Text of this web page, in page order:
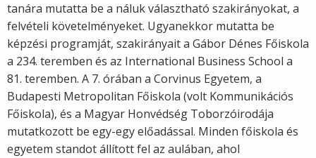
tanára mutatta be a náluk választható szakirányokat, a
felvételi követelményeket. Ugyanekkor mutatta be
képzési programját, szakirányait a Gábor Dénes Főiskola
a 234. teremben és az International Business School a
81. teremben. A 7. órában a Corvinus Egyetem, a
Budapesti Metropolitan Főiskola (volt Kommunikációs
Főiskola), és a Magyar Honvédség Toborzóirodája
mutatkozott be egy-egy előadással. Minden főiskola és
egyetem standot állított fel az aulában, ahol